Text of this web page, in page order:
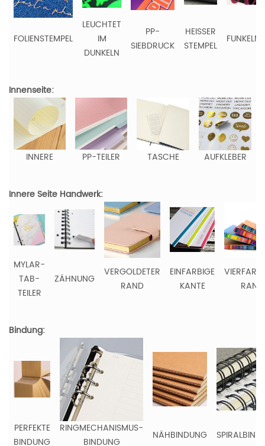
FOLIENSTEMPEL
LEUCHTET
IM
DUNKELN
PP-
SIEBDRUCK
HEISSER
STEMPEL
FUNKELN
Innenseite:
INNERE PP-TEILER TASCHE AUFKLEBER
Innere Seite Handwerk:
MYLAR-
TAB-
TEILER
ZÄHNUNG
VERGOLDETER
RAND
EINFARBIGE
KANTE
RAND
Bindung:
PERFEKTE
BINDUNG
RINGMECHANISMUS-
BINDUNG
NÄHBINDUNG